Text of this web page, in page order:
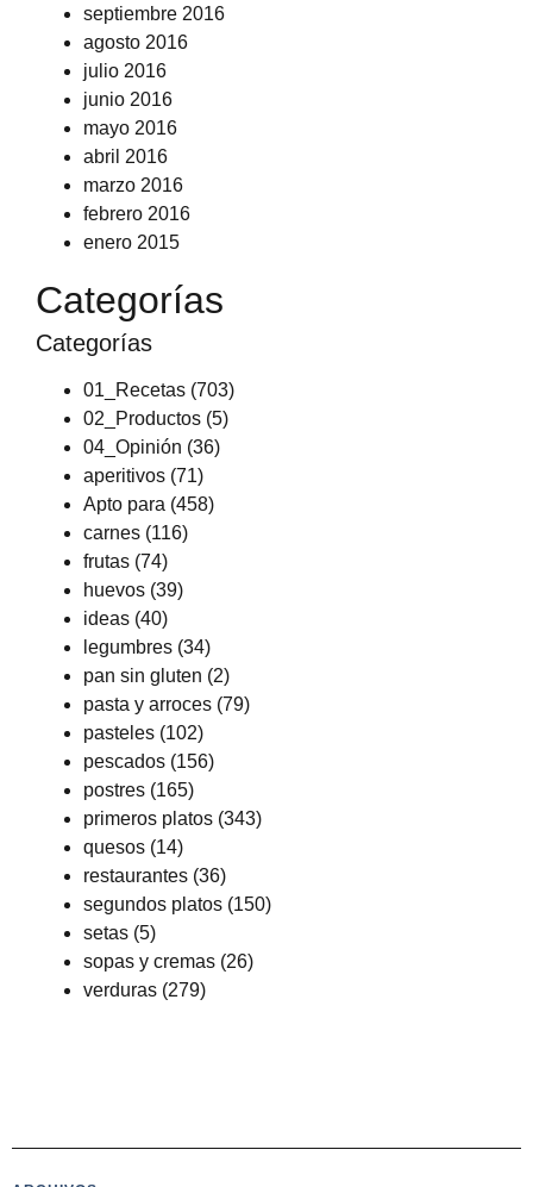
septiembre 2016
agosto 2016
julio 2016
junio 2016
mayo 2016
abril 2016
marzo 2016
febrero 2016
enero 2015
Categorías
Categorías
01_Recetas (703)
02_Productos (5)
04_Opinión (36)
aperitivos (71)
Apto para (458)
carnes (116)
frutas (74)
huevos (39)
ideas (40)
legumbres (34)
pan sin gluten (2)
pasta y arroces (79)
pasteles (102)
pescados (156)
postres (165)
primeros platos (343)
quesos (14)
restaurantes (36)
segundos platos (150)
setas (5)
sopas y cremas (26)
verduras (279)